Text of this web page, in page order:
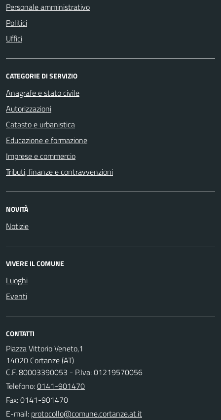
Personale amministrativo
Politici
Uffici
CATEGORIE DI SERVIZIO
Anagrafe e stato civile
Autorizzazioni
Catasto e urbanistica
Educazione e formazione
Imprese e commercio
Tributi, finanze e contravvenzioni
NOVITÀ
Notizie
VIVERE IL COMUNE
Luoghi
Eventi
CONTATTI
Piazza Vittorio Veneto,1
14020 Cortanze (AT)
C.F. 80003390053 - P.Iva: 01219570056
Telefono:0141-901470
Fax: 0141-901470
E-mail: